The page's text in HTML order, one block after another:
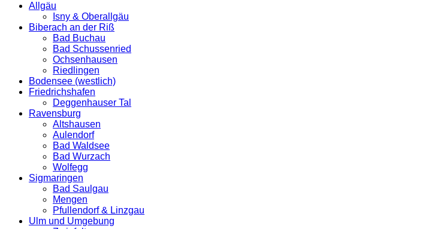
Allgäu
Isny & Oberallgäu
Biberach an der Riß
Bad Buchau
Bad Schussenried
Ochsenhausen
Riedlingen
Bodensee (westlich)
Friedrichshafen
Deggenhauser Tal
Ravensburg
Altshausen
Aulendorf
Bad Waldsee
Bad Wurzach
Wolfegg
Sigmaringen
Bad Saulgau
Mengen
Pfullendorf & Linzgau
Ulm und Umgebung